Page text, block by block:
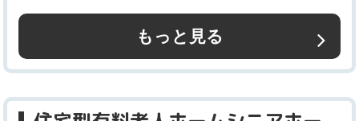
もっと見る